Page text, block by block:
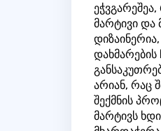
მარტივი და
დახმარების
არიან, რაც
შექმნის
მარტივს